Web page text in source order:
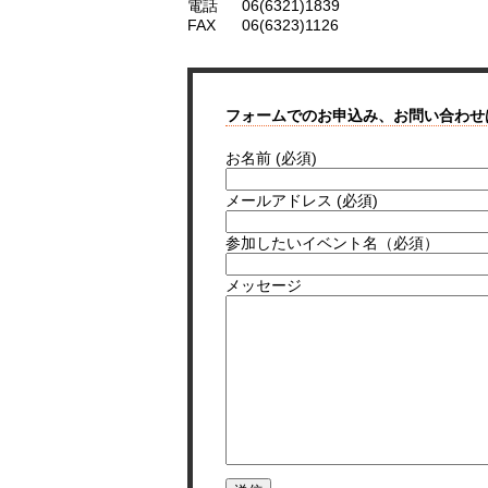
電話
06(6321)1839
FAX
06(6323)1126
フォームでのお申込み、お問い合わ
お名前 (必須)
メールアドレス (必須)
参加したいイベント名（必須）
メッセージ